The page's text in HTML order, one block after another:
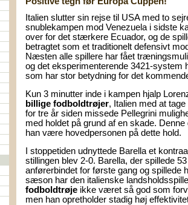
Italien slutter sin rejse til USA med to
snublekampen mod Venezuela i sidste
over for det stærkere Ecuador, og de
betragtet som et traditionelt defensivt
Næsten alle spillere har fået
og det eksperimenterende 3421-system
som har stor betydning for det
Kun 3 minutter inde i kampen hjalp
billige fodboldtrøjer, Italien med at
for tre år siden missede Pellegrini
med holdet på grund af en skade. Denne
han være hovedpersonen på dette hold.
I stoppetiden udnyttede Barella et
stillingen blev 2-0. Barella, der spillede
anførerbindet for første gang og spillede
sæson har den italienske
fodboldtrøje ikke været så god som
men han opretholder stadig høj